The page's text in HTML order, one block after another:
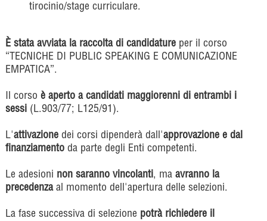
tirocinio/stage curriculare.
È stata avviata la raccolta di candidatureper il corso
“ TECNICHE DI PUBLIC SPEAKING E COMUNICAZIONE
EMPATICA”.
Il corso è aperto a candidati maggiorenni di entrambi i
sessi(L.903/77; L125/91).
L'attivazionedei corsi dipenderà dall'approvazione e dal
finanziamentoda parte degli Enti competenti.
Le adesioni non saranno vincolanti, ma avranno la
precedenzaal momento dell'apertura delle selezioni.
La fase successiva di selezione potrà richiedere il